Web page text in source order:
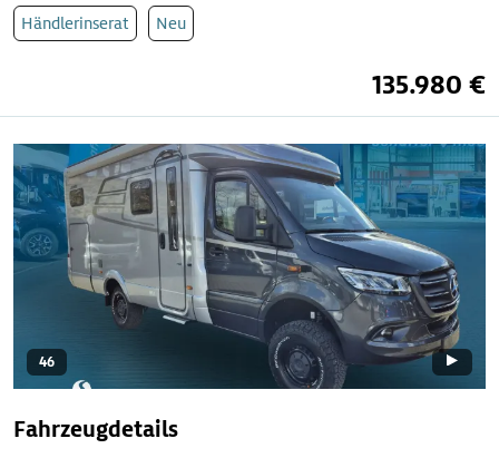
Händlerinserat Neu
135.980 €
46
Fahrzeugdetails